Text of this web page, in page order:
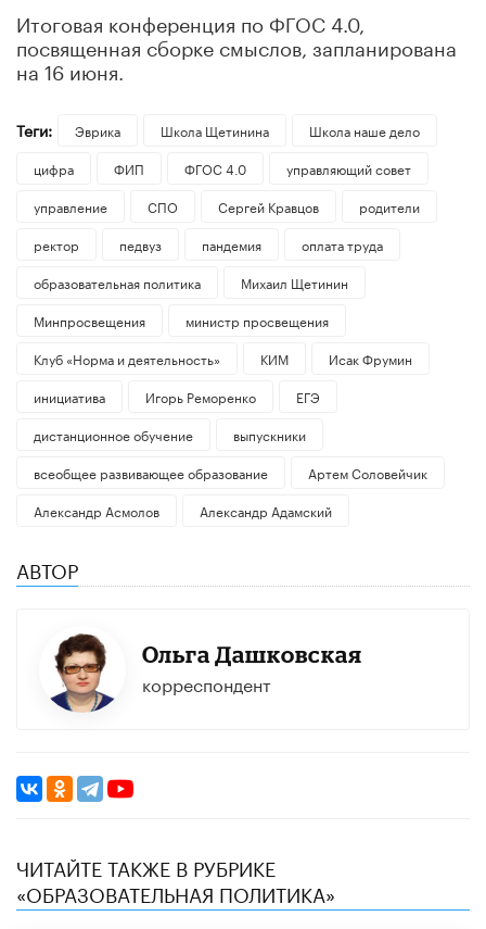
Итоговая конференция по ФГОС 4.0,
посвященная сборке смыслов, запланирована
на 16 июня.
Теги: Эврика Школа Щетинина
Школа наше дело
цифра
ФИП ФГОС 4.0
управляющий совет
управление
СПО Сергей Кравцов
родители
ректор
педвуз пандемия
оплата труда
образовательная политика
Михаил Щетинин
Минпросвещения
министр просвещения
Клуб «Норма и деятельность»
КИМ
Исак Фрумин
инициатива
Игорь Реморенко
ЕГЭ
дистанционное обучение
выпускники
всеобщее развивающее образование
Артем Соловейчик
Александр Асмолов
Александр Адамский
АВТОР
Ольга Дашковская
корреспондент
ЧИТАЙТЕ ТАКЖЕ В РУБРИКЕ
«ОБРАЗОВАТЕЛЬНАЯ ПОЛИТИКА»